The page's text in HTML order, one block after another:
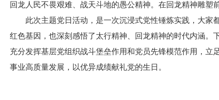
回龙人民不畏艰难、战天斗地的愚公精神。在回龙精神雕塑
此次主题党日活动，是一次沉浸式党性锤炼实践，大家
红色基因，也深刻感悟了太行精神、回龙精神的时代内涵
充分发挥基层党组织战斗堡垒作用和党员先锋模范作用，
事业高质量发展，以优异成绩献礼党的生日。